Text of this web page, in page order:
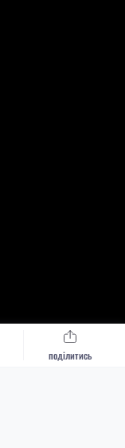
поділитись